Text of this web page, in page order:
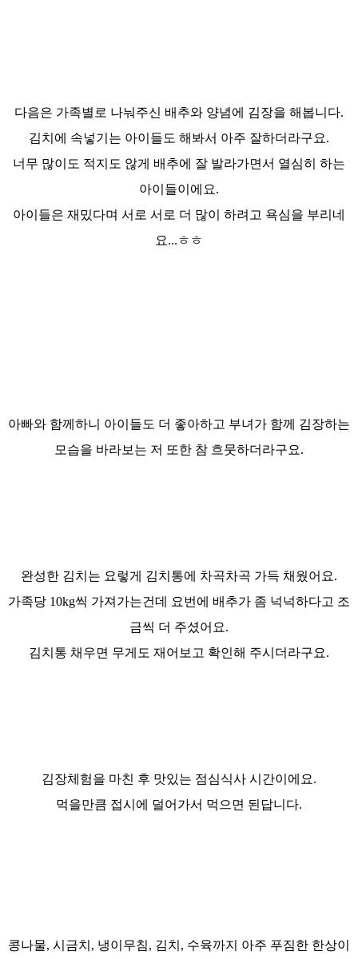
다음은 가족별로 나눠주신 배 추와 양념에 김장을 해봅니다.
김치에 속넣기는 아이들도 해봐서 아주 잘하더라구요.
너무 많이도 적지도 않게 배추에 잘 발라가면서 열심히 하는
아이들이에요.
아이들은 재밌다며 서로 서로 더 많이 하려고 욕심을 부리네
요...ㅎㅎ
아빠와 함께하니 아이들도 더 좋아하고 부녀가 함께 김장하는
모습을 바라보는 저 또한 참 흐뭇하더라구요.
완성한 김치는 요렇게 김치통에 차곡차곡 가득 채웠어요.
가족당 10kg씩 가져가는건데 요번에 배추가 좀 넉넉하다고 조
금씩 더 주셨어요.
김치통 채우면 무게도 재어보고 확인해 주시더라구요.
김장체험을 마친 후 맛있는 점심식사 시간이에요.
먹을만큼 접시에 덜어가서 먹으면 된답니다.
콩나물, 시금치, 냉이무침, 김치, 수육까지 아주 푸짐한 한상이